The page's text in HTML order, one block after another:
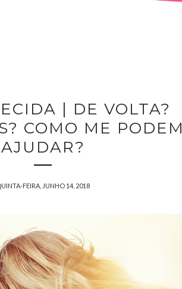
| DE VOLTA?
COMO ME PODEM
AJUDAR?
FEIRA, JUNHO 14, 2018